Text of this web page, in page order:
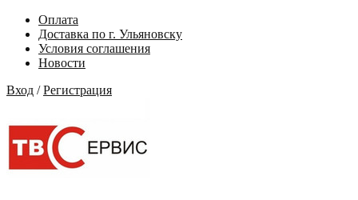
Оплата
Доставка по г. Ульяновску
Условия соглашения
Новости
Вход /Регистрация